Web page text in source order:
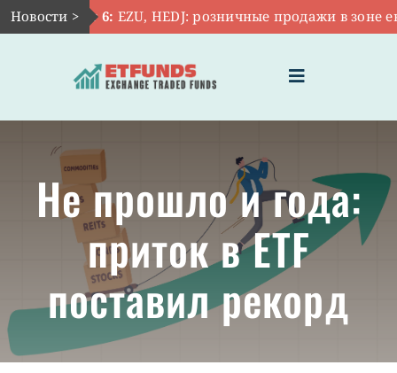
Skip
to
Новости >
Авг 6: EZU, HEDJ: розничные продажи в зоне евро
Toggle
Navigation
ГЛАВНАЯ
ЧТО ТАКОЕ ETF
ИНВЕСТИЦИИ В ETF
ТЕМАТИЧЕСКИЕ ETF
Не прошло и года:
приток в ETF
поставил рекорд